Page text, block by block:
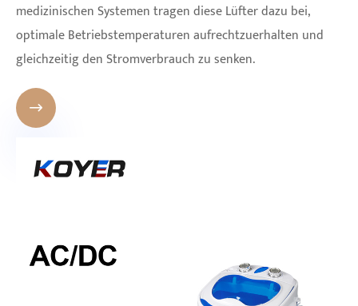
medizinischen Systemen tragen diese Lüfter dazu bei,
optimale Betriebstemperaturen aufrechtzuerhalten und
gleichzeitig den Stromverbrauch zu senken.
